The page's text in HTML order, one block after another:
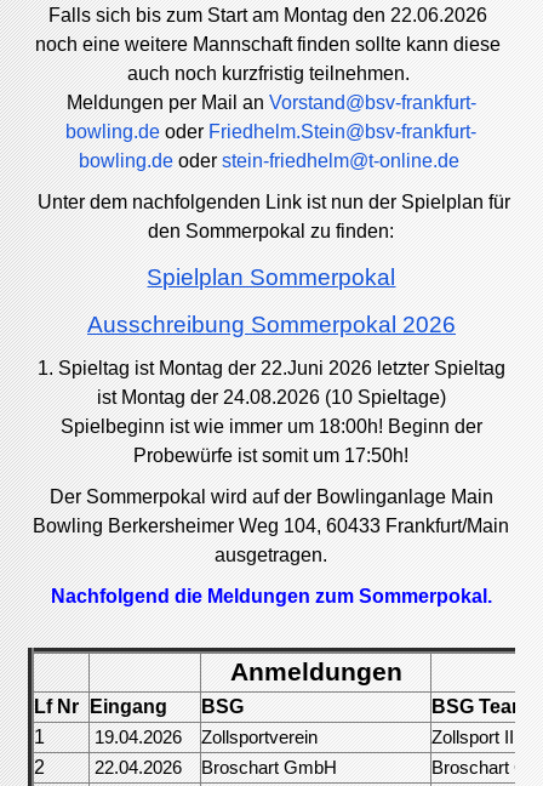
Falls sich bis zum Start am Montag den 22.06.2026
noch eine weitere Mannschaft finden sollte kann diese
auch noch kurzfristig teilnehmen.
Meldungen per Mail an Vorstand@bsv-frankfurt-
bowling.de oder Friedhelm.Stein@bsv-frankfurt-
bowling.deoderstein-friedhelm@t-online.de
Unter dem nachfolgenden Link ist nun der Spielplan für
den Sommerpokal zu finden:
Spielplan Sommerpokal
Ausschreibung Sommerpokal 2026
1. Spieltag ist Montag der 22.Juni 2026 letzter Spieltag
ist Montag der 24.08.2026 (10 Spieltage)
Spielbeginn ist wie immer um 18:00h! Beginn der
Probewürfe ist somit um 17:50h!
Der Sommerpokal wird auf der Bowlinganlage Main
Bowling Berkersheimer Weg 104, 60433 Frankfurt/Main
ausgetragen.
Nachfolgend die Meldungen zum Sommerpokal.
Anmeldungen
Lf Nr Eingang BSG
BSG Team
1
19.04.2026 Zollsportverein Zollsport II
2 22.04.2026 Broschart GmbH Broschart